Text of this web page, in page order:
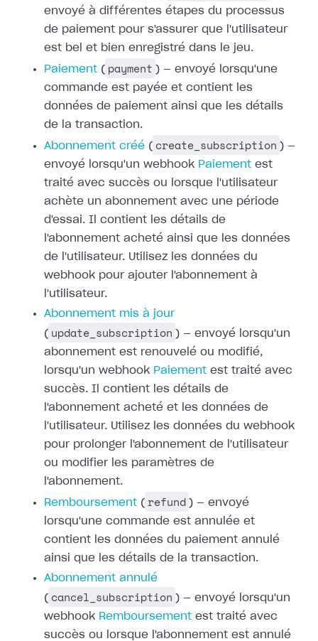
envoyé à différentes étapes du processus
de paiement pour s'assurer que l'utilisateur
est bel et bien enregistré dans le jeu.
Paiement ( payment ) — envoyé lorsqu'une
commande est payée et contient les
données de paiement ainsi que les détails
de la transaction.
Abonnement créé ( create_subscription ) —
envoyé lorsqu'un webhook Paiement est
traité avec succès ou
lorsque l'utilisateur
achète un abonnement avec une période
d'essai. Il contient les détails de
l'abonnement acheté ainsi que les données
de l'utilisateur. Utilisez les données du
webhook pour ajouter l'abonnement à
l'utilisateur.
Abonnement mis à jour
( update_subscription ) — envoyé lorsqu'un
abonnement est renouvelé ou modifié,
lorsqu'un webhook Paiement est traité avec
succès. Il contient les détails de
l'abonnement acheté et les données de
l'utilisateur. Utilisez les données du webhook
pour prolonger l'abonnement de l'utilisateur
ou modifier les paramètres de
l'abonnement.
Remboursement ( refund ) — envoyé
lorsqu'une commande est annulée et
contient les données du paiement annulé
ainsi que les détails de la transaction.
Abonnement annulé
( cancel_subscription ) — envoyé lorsqu'un
webhook Remboursement est traité avec
succès ou
lorsque l'abonnement est annulé